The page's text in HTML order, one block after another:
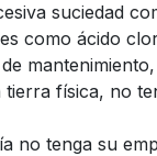
suciedad
como ácido
física, no
no tenga su